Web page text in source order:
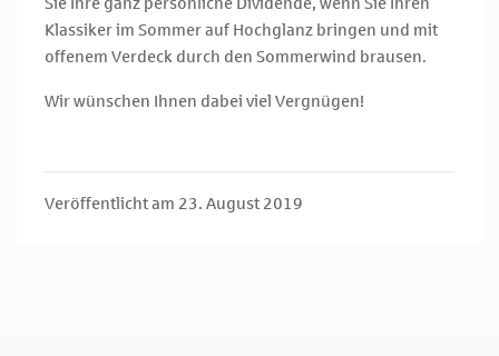
Klassiker im Sommer auf Hochglanz bringen und mit
offenem Verdeck durch den Sommerwind brausen.
Wir wünschen Ihnen dabei viel Vergnügen!
Veröffentlicht am 23. August 2019